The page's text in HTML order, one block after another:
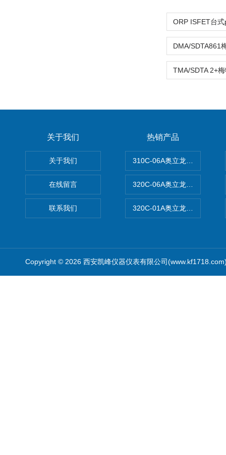
关于我们
关于我们
在线留言
联系我们
热销产品
310C-06A奥立龙实验室台式
320C-06A奥立龙实验室便携
320C-01A奥立龙实验室便携
Copyright © 2026 西安凯峰仪器仪表有限公司